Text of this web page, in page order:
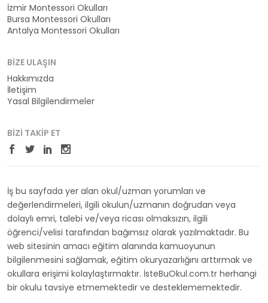
İzmir Montessori Okulları
Bursa Montessori Okulları
Antalya Montessori Okulları
BIZE ULAŞIN
Hakkımızda
İletişim
Yasal Bilgilendirmeler
BIZI TAKIP ET
İş bu sayfada yer alan okul/uzman yorumları ve
değerlendirmeleri, ilgili okulun/uzmanın doğrudan veya
dolaylı emri, talebi ve/veya ricası olmaksızın, ilgili
öğrenci/velisi tarafından bağımsız olarak yazılmaktadır. Bu
web sitesinin amacı eğitim alanında kamuoyunun
bilgilenmesini sağlamak, eğitim okuryazarlığını arttırmak ve
okullara erişimi kolaylaştırmaktır. İsteBuOkul.com.tr herhangi
bir okulu tavsiye etmemektedir ve desteklememektedir.